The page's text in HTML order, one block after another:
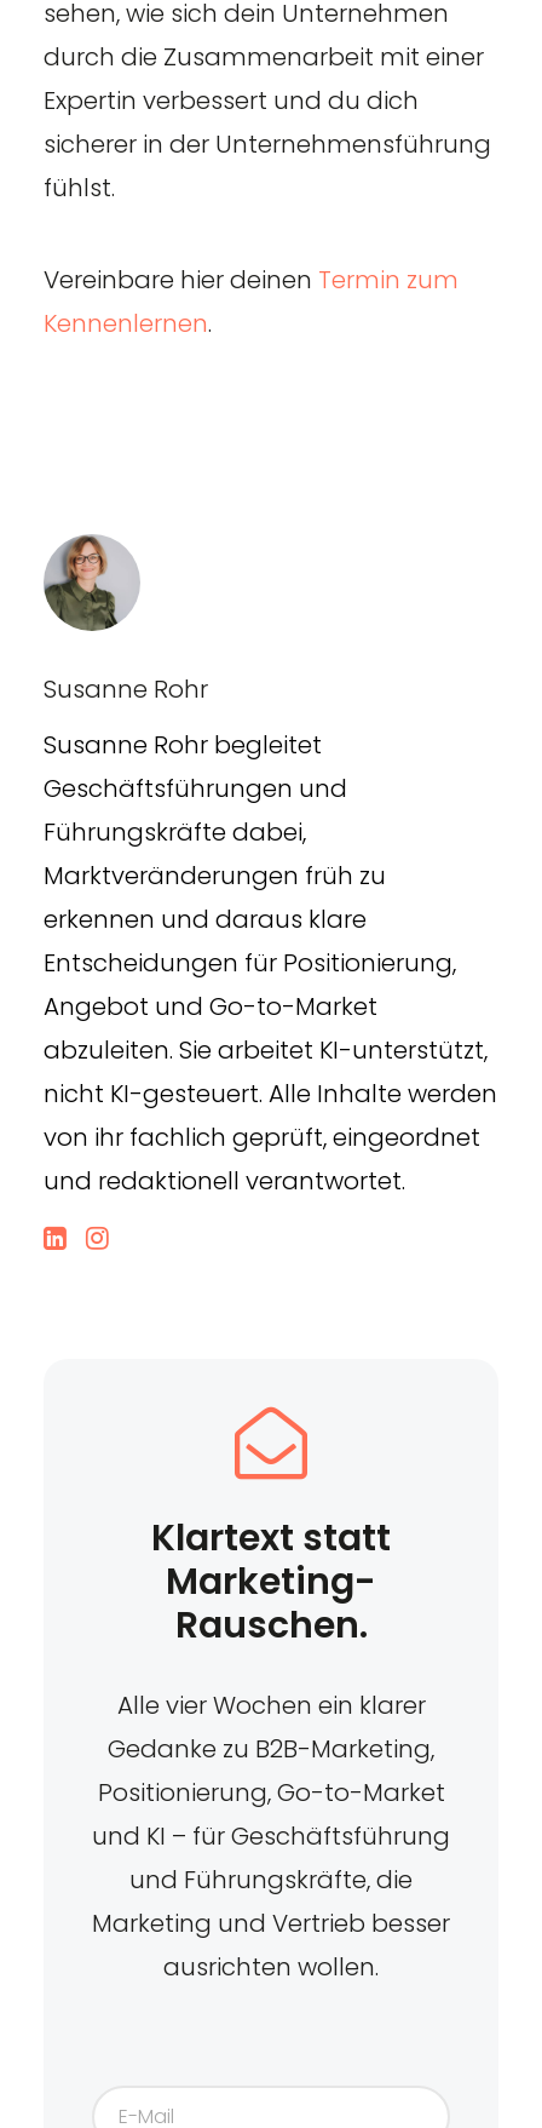
sehen, wie sich dein Unternehmen
durch die Zusammenarbeit mit einer
Expertin verbessert und du dich
sicherer in der Unternehmensführung
fühlst.
Vereinbare hier deinen Termin zum
Kennenlernen.
Susanne Rohr
Susanne Rohr begleitet
Geschäftsführungen und
Führungskräfte dabei,
Marktveränderungen früh zu
erkennen und daraus klare
Entscheidungen für Positionierung,
Angebot und Go-to-Market
abzuleiten. Sie arbeitet KI-unterstützt,
nicht KI-gesteuert. Alle Inhalte werden
von ihr fachlich geprüft, eingeordnet
und redaktionell verantwortet.
Klartext statt
Marketing-
Rauschen.
Alle vier Wochen ein klarer
Gedanke zu B2B-Marketing,
Positionierung, Go-to-Market
und KI – für Geschäftsführung
und Führungskräfte, die
Marketing und Vertrieb besser
ausrichten wollen.